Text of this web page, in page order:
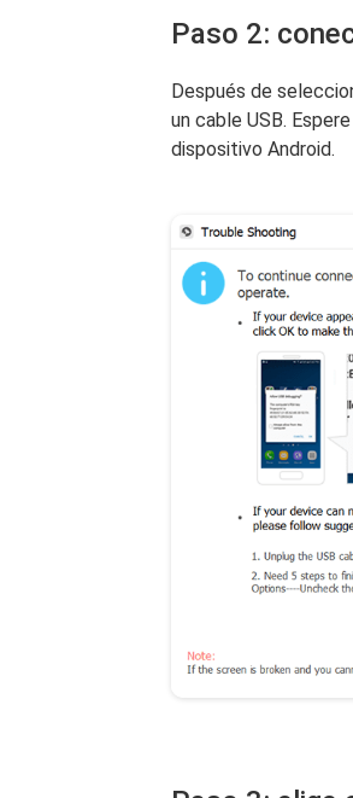
Paso 2:
Después de
un cable USB.
dispositivo Android.